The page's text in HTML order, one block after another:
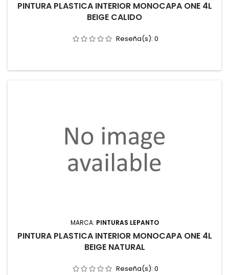
PINTURA PLASTICA INTERIOR MONOCAPA ONE 4L
BEIGE CALIDO
Reseña(s): 0
MARCA: PINTURAS LEPANTO
PINTURA PLASTICA INTERIOR MONOCAPA ONE 4L
BEIGE NATURAL
Reseña(s): 0